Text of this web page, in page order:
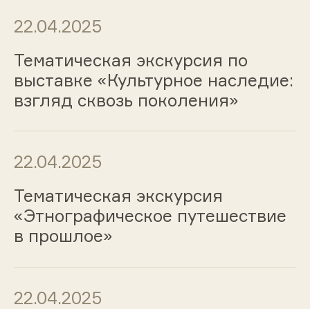
22.04.2025
Тематическая экскурсия по
выставке «Культурное наследие:
взгляд сквозь поколения»
22.04.2025
Тематическая экскурсия
«Этнографическое путешествие
в прошлое»
22.04.2025